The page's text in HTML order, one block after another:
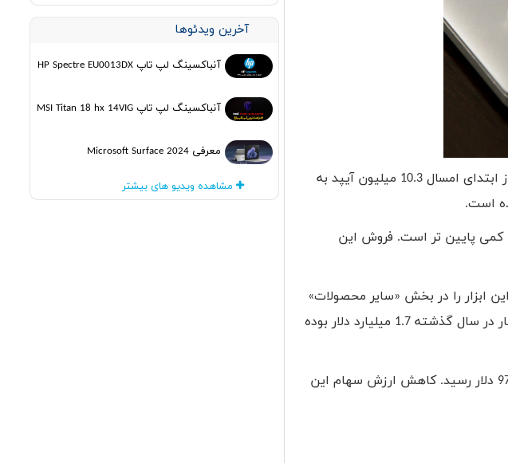
این روند نزولی در مورد دستگاه های آیپد این شرکت نیز وجود داشته است. بر اساس این گزارش از ابتدای امسال 10.3 میلیون آیپد به
به سال پیش کمی پایین تر است. فروش این
ابزار را در بخش «سایر محصولات»
آورده و درآمد این بخش در گزارش این دوره مالی، معادل 2.2 میلیارد دلار اعلام گردیده است. این آمار در سال گذشته 1.7 میلیارد دلار بوده
به دنبال اعلام این گزارش مالی، قیمت سهام شرکت اپل سقوط کرد و با کاهشی 6.3 درصدی، به 97.82 دلار رسید. کاهش ارزش سهام این
آخرین ویدئوها
آنباکسینگ لپ تاپ HP Spectre EU0013DX
آنباکسینگ لپ تاپ MSI Titan 18 hx 14VIG
معرفی Microsoft Surface 2024
مشاهده ویدیو های بیشتر